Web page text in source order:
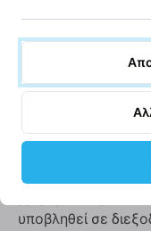
φθαρμένη
ανακαινισμένη
38mm, με
Αυτή η μπαταρία
αρχικές συσκευές
υποβληθεί σε